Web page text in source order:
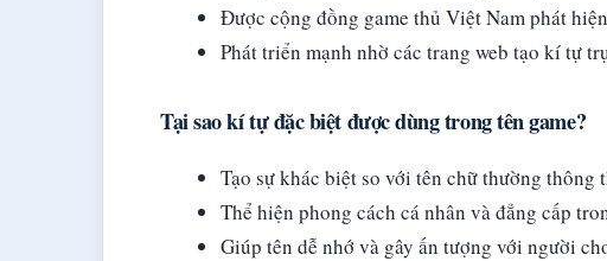
Được cộng đồng game thủ Việt Nam phát
Phát triển mạnh nhờ các trang web tạo kí tự
Tại sao kí tự đặc biệt được dùng trong tên game?
Tạo sự khác biệt so với tên chữ thường
Thể hiện phong cách cá nhân và đẳng cấp
Giúp tên dễ nhớ và gây ấn tượng với người